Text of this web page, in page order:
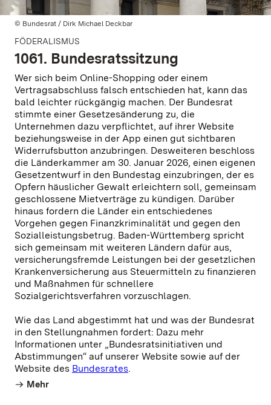
© Bundesrat / Dirk Michael Deckbar
FÖDERALISMUS
1061. Bundesratssitzung
Wer sich beim Online-Shopping oder einem
Vertragsabschluss falsch entschieden hat, kann das
bald leichter rückgängig machen. Der Bundesrat
stimmte einer Gesetzesänderung zu, die
Unternehmen dazu verpflichtet, auf ihrer Website
beziehungsweise in der App einen gut sichtbaren
Widerrufsbutton anzubringen. Desweiteren beschloss
die Länderkammer am 30. Januar 2026, einen eigenen
Gesetzentwurf in den Bundestag einzubringen, der es
Opfern häuslicher Gewalt erleichtern soll, gemeinsam
geschlossene Mietverträge zu kündigen. Darüber
hinaus fordern die Länder ein entschiedenes
Vorgehen gegen Finanzkriminalität und gegen den
Sozialleistungsbetrug. Baden-Württemberg spricht
sich gemeinsam mit weiteren Ländern dafür aus,
versicherungsfremde Leistungen bei der gesetzlichen
Krankenversicherung aus Steuermitteln zu finanzieren
und Maßnahmen für schnellere
Sozialgerichtsverfahren vorzuschlagen.
Wie das Land abgestimmt hat und was der Bundesrat
in den Stellungnahmen fordert: Dazu mehr
Informationen unter „Bundesratsinitiativen und
Abstimmungen“ auf unserer Website sowie auf der
Website des Bundesrates.
Mehr